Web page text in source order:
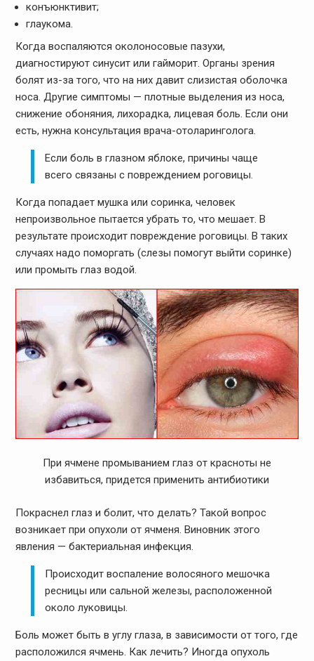
конъюнктивит;
глаукома.
Когда воспаляются околоносовые пазухи,
диагностируют синусит или гайморит. Органы зрения
болят из-за того, что на них давит слизистая оболочка
носа. Другие симптомы — плотные выделения из носа,
снижение обоняния, лихорадка, лицевая боль. Если они
есть, нужна консультация врача-отоларинголога.
Если боль в глазном яблоке, причины чаще
всего связаны с повреждением роговицы.
Когда попадает мушка или соринка, человек
непроизвольное пытается убрать то, что мешает. В
результате происходит повреждение роговицы. В таких
случаях надо поморгать (слезы помогут выйти соринке)
или промыть глаз водой.
При ячмене промыванием глаз от красноты не
избавиться, придется применить антибиотики
Покраснел глаз и болит, что делать? Такой вопрос
возникает при опухоли от ячменя. Виновник этого
явления — бактериальная инфекция.
Происходит воспаление волосяного мешочка
ресницы или сальной железы, расположенной
около луковицы.
Боль может быть в углу глаза, в зависимости от того, где
расположился ячмень. Как лечить? Иногда опухоль